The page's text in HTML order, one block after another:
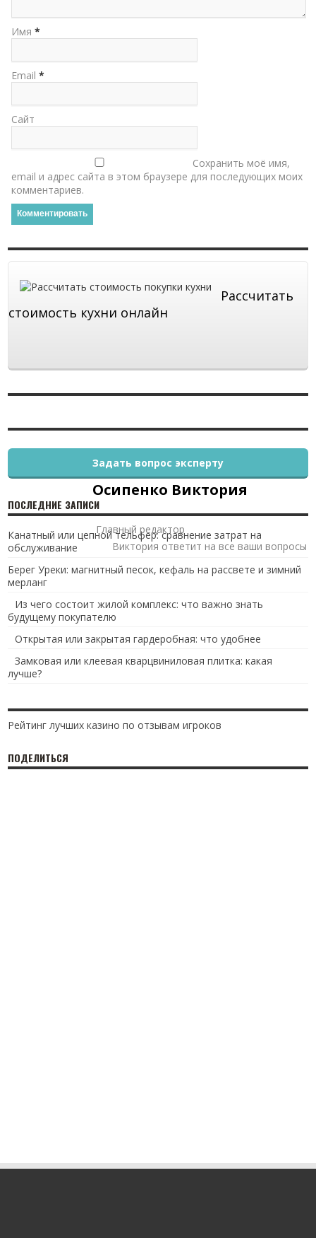
Имя *
Email *
Сайт
Сохранить моё имя,
email и адрес сайта в этом браузере для последующих моих
комментариев.
Рассчитать
стоимость кухни онлайн
Осипенко Виктория
Главный редактор
Виктория ответит на все ваши вопросы
Задать вопрос эксперту
ПОСЛЕДНИЕ ЗАПИСИ
Канатный или цепной тельфер: сравнение затрат на
обслуживание
Берег Уреки: магнитный песок, кефаль на рассвете и зимний
мерланг
Из чего состоит жилой комплекс: что важно знать
будущему покупателю
Открытая или закрытая гардеробная: что удобнее
Замковая или клеевая кварцвиниловая плитка: какая
лучше?
Рейтинг лучших казино по отзывам игроков
ПОДЕЛИТЬСЯ